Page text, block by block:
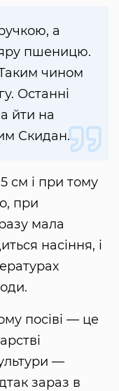
а
яру пшеницю.
чином
Останні
йти на
Скидан.
см і при тому
при
мала
насіння, і
посіві — це
—
зараз в